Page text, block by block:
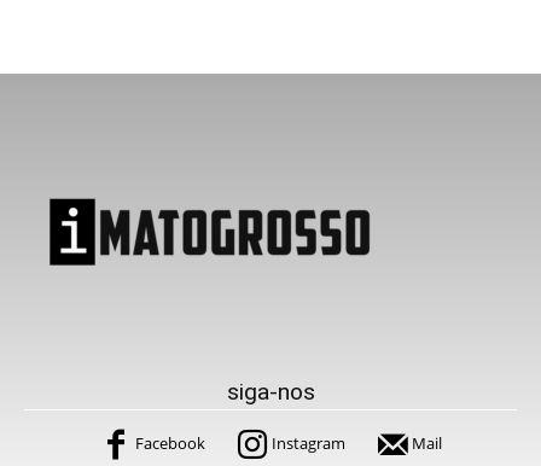
siga-nos
Facebook Instagram Mail